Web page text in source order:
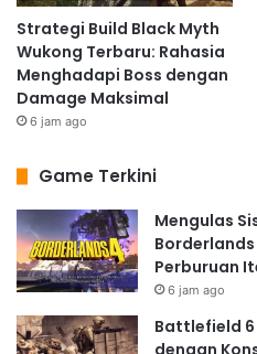
Strategi Build Black Myth
Wukong Terbaru: Rahasia
Menghadapi Boss dengan
Damage Maksimal
6 jam ago
Game Terkini
Mengulas
Perburuan
6 jam ago
Battlefield